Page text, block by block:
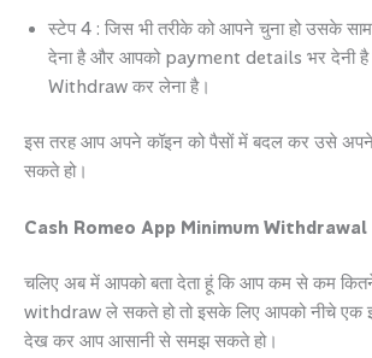
स्टेप 4 : जिस भी तरीके को आपने चुना हो उसके
देना है और आपको payment details भर देनी
Withdraw कर लेना है।
इस तरह आप अपने कॉइन को पैसों में बदल कर उसे
सकते हो।
Cash Romeo App Minimum Withdrawal
चलिए अब में आपको बता देता हूं कि आप कम से कम
withdraw ले सकते हो तो इसके लिए आपको नीचे एक
देख कर आप आसानी से समझ सकते हो।